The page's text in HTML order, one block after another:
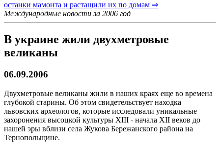
останки мамонта и растащили их по домам ⇒
Международные новости за 2006 год
В украине жили двухметровые
великаны
06.09.2006
Двухметровые великаны жили в наших краях еще во времена
глубокой старины. Об этом свидетельствует находка
львовских археологов, которые исследовали уникальные
захоронения высоцкой культуры ХIII - начала ХII веков до
нашей эры вблизи села Жукова Бережанского района на
Тернопольщине.